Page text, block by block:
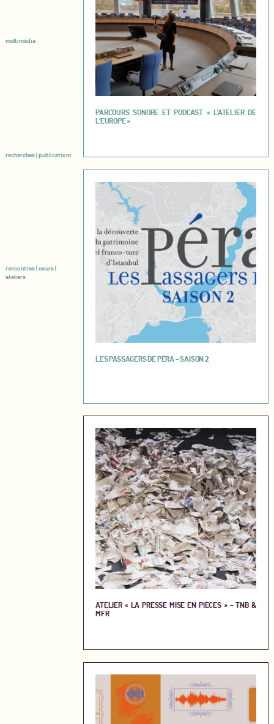
multimédia
recherches | publications
rencontres | cours |
ateliers
PARCOURS SONORE ET PODCAST « L’ATELIER DE
L’EUROPE »
LES PASSAGERS DE PÉRA – SAISON 2
ATELIER « LA PRESSE MISE EN PIÈCES » – TNB &
MFR